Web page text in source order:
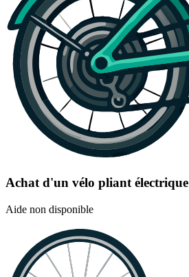
Achat d'un vélo pliant électrique
Aide non disponible